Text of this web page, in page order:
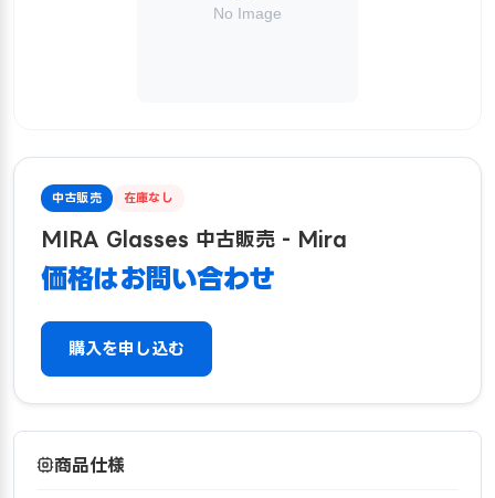
中古販売 在庫なし
MIRA Glasses 中古販売 - Mira
価格はお問い合わせ
購入を申し込む
商品仕様